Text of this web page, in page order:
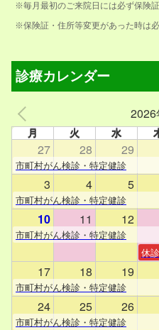
※毎月最初のご来院日には必ず保険証
※保険証・住所等変更があった時は必
診療カレンダー
2026
月 火 水
27 28 29
市町村がん検診・特定健診
3 4 5
市町村がん検診・特定健診
10 11 12
市町村がん検診・特定健診
休
17 18 19
市町村がん検診・特定健診
24 25 26
市町村がん検診・特定健診